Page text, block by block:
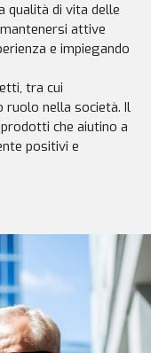
qualità di vita delle
attive
e impiegando
tra cui
ruolo nella società. Il
che aiutino a
positivi e